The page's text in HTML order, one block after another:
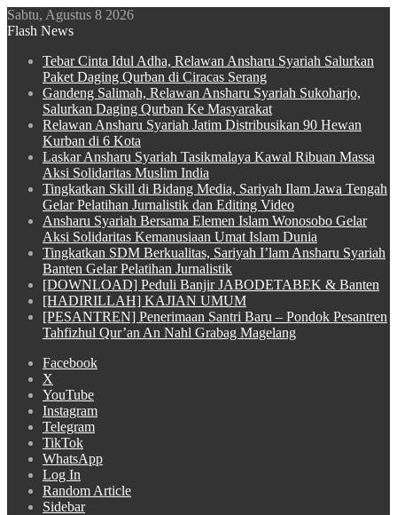
Sabtu, Agustus 8 2026
Flash News
Tebar Cinta Idul Adha, Relawan Ansharu Syariah Salurkan
Paket Daging Qurban di Ciracas Serang
Gandeng Salimah, Relawan Ansharu Syariah Sukoharjo,
Salurkan Daging Qurban Ke Masyarakat
Relawan Ansharu Syariah Jatim Distribusikan 90 Hewan
Kurban di 6 Kota
Laskar Ansharu Syariah Tasikmalaya Kawal Ribuan Massa
Aksi Solidaritas Muslim India
Tingkatkan Skill di Bidang Media, Sariyah Ilam Jawa Tengah
Gelar Pelatihan Jurnalistik dan Editing Video
Ansharu Syariah Bersama Elemen Islam Wonosobo Gelar
Aksi Solidaritas Kemanusiaan Umat Islam Dunia
Tingkatkan SDM Berkualitas, Sariyah I’lam Ansharu Syariah
Banten Gelar Pelatihan Jurnalistik
[DOWNLOAD] Peduli Banjir JABODETABEK & Banten
[HADIRILLAH] KAJIAN UMUM
[PESANTREN] Penerimaan Santri Baru – Pondok Pesantren
Tahfizhul Qur’an An Nahl Grabag Magelang
Facebook
X
YouTube
Instagram
Telegram
TikTok
WhatsApp
Log In
Random Article
Sidebar